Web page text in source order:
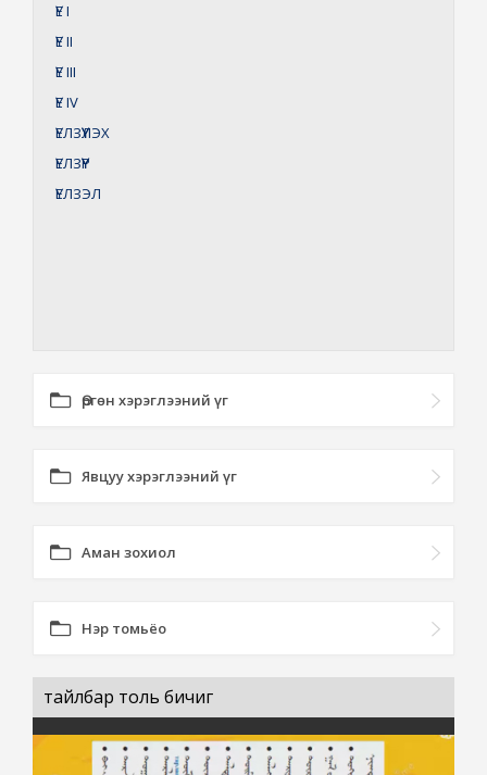
ҮЕI
ҮЕII
ҮЕIII
ҮЕIV
ҮЕЛЗҮҮЛЭХ
ҮЕЛЗҮҮР
ҮЕЛЗЭЛ
Өргөн хэрэглээний үг
Явцуу хэрэглээний үг
Аман зохиол
Нэр томьёо
тайлбар толь бичиг